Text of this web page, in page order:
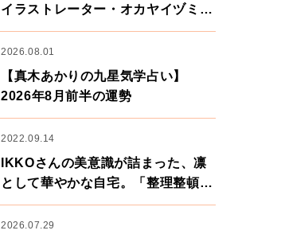
イラストレーター・オカヤイヅミさ
ん×漫画家・鶴谷香央理さん
2026.08.01
【真木あかりの九星気学占い】
2026年8月前半の運勢
2022.09.14
IKKOさんの美意識が詰まった、凛
として華やかな自宅。「整理整頓は
心のリズムが乱されないための作
業」。
2026.07.29